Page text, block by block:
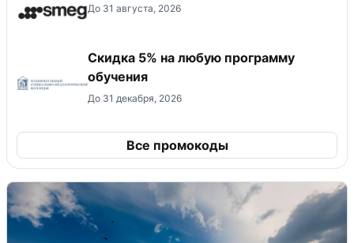
До 31 августа, 2026
Скидка 5% на любую программу
обучения
До 31 декабря, 2026
Все промокоды